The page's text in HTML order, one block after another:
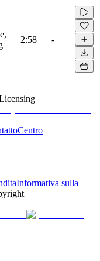
2:58 -
Centro
Informativa sulla